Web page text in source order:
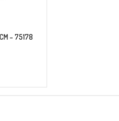
– 75178